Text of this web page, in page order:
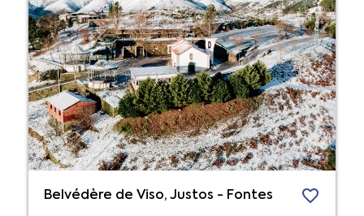
Belvédère de Viso, Justos - Fontes